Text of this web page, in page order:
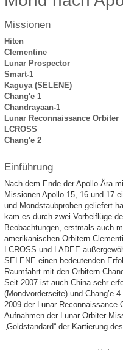
Missionen
Hiten
Clementine
Lunar Prospector
Smart-1
Kaguya (SELENE)
Chang'e 1
Chandrayaan-1
Lunar Reconnaissance Orbiter
LCROSS
Chang'e 2
Einführung
Nach dem Ende der Apollo-Ära
Missionen Apollo 15, 16 und 17
und Mondstaubproben geliefert
kam es durch zwei Vorbeiflüge
Beobachtungen, erstmals auch
amerikanischen Orbitern
LCROSS und LADEE
SELENE einen bedeutenden
Raumfahrt mit den Orbitern
Seit 2007 ist auch China sehr
(Mondvorderseite) und Chang’e
2009 der Lunar
Aufnahmen der Lunar Orbiter-
„Goldstandard“ der Kartierung